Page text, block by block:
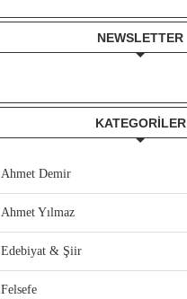
NEWSLETTER
KATEGORILER
Ahmet Demir
Ahmet Yılmaz
Edebiyat & Şiir
Felsefe